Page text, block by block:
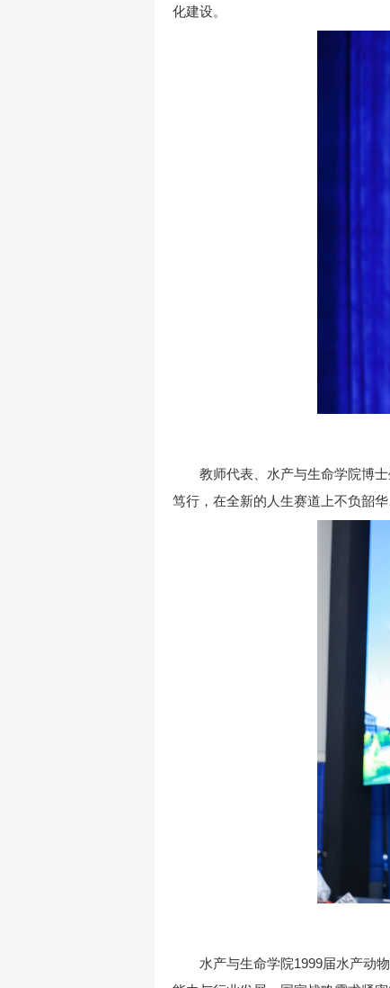
化建设。
教师代表、水产与生命学院博
笃行，在全新的人生赛道上不负韶
水产与生命学院1999届水产动